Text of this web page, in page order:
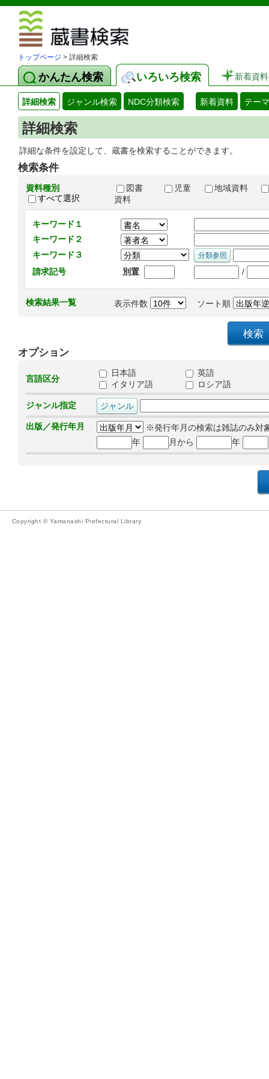
トップページ > 詳細検索
かんたん検索 いろいろ検索 新着資料
詳細検索 ジャンル検索 NDC分類検索 新着資料 テー
詳細検索
詳細な条件を設定して、蔵書を検索することができます。
検索条件
資料種別
すべて選択
図書 児童
地域資料
資料
キーワード１
キーワード２
キーワード３
請求記号
別置 /
検索結果一覧 表示件数 ソート順
オプション
言語区分
日本語
英語
イタリア語
ロシア語
ジャンル指定
出版／発行年月
※発行年月の検索は雑誌のみ対
年
月から 年
Copyright © Yamanashi Prefectural Library